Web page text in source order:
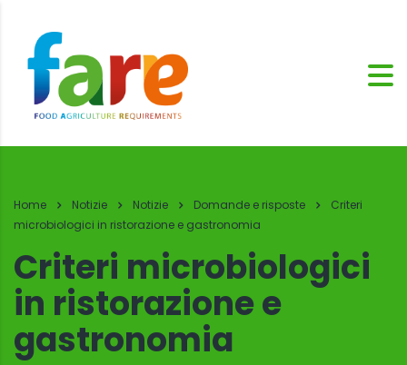
Home Notizie Notizie Domande e risposte
Criteri
microbiologici in ristorazione e gastronomia
Criteri microbiologici
in ristorazione e
gastronomia